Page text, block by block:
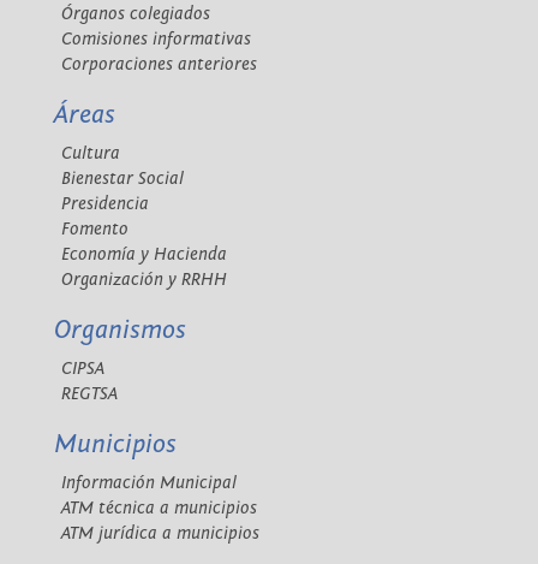
Órganos colegiados
Comisiones informativas
Corporaciones anteriores
Áreas
Cultura
Bienestar Social
Presidencia
Fomento
Economía y Hacienda
Organización y RRHH
Organismos
CIPSA
REGTSA
Municipios
Información Municipal
ATM técnica a municipios
ATM jurídica a municipios